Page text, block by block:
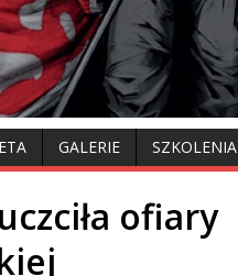
GALERIE SZKOLENIA
ofiary